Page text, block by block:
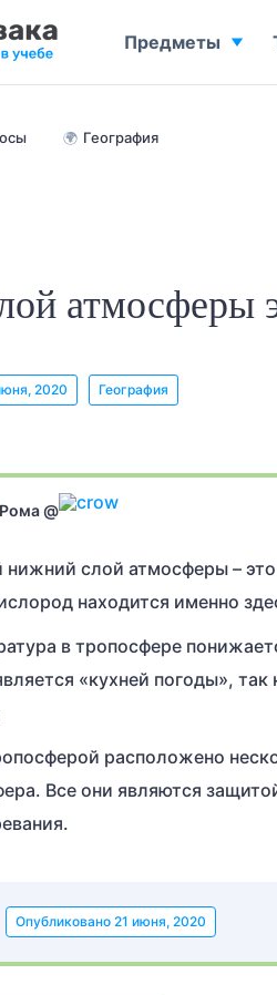
🌍 География
атмосферы
2020 География
Рома @
слой атмосферы –
находится именно
в тропосфере
«кухней погоды»,
расположено
Все они являются
Опубликовано 21 июня, 2020
Предметы